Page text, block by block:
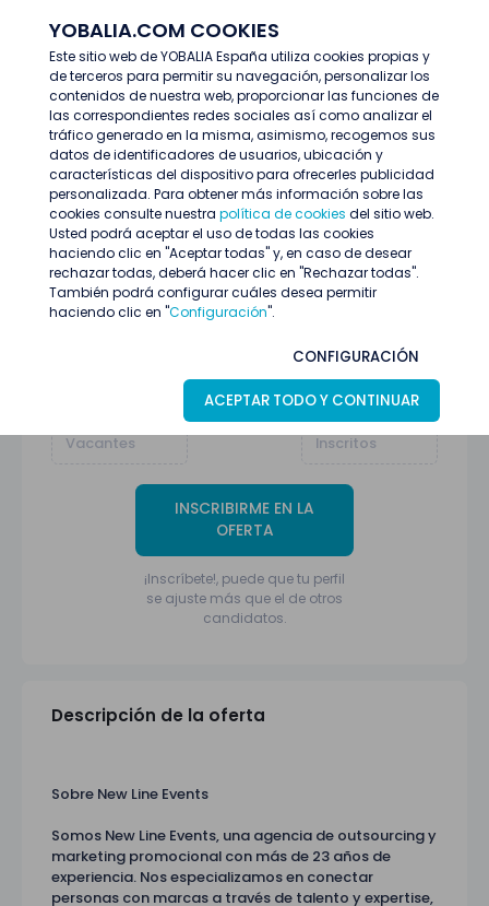
YOBALIA.COM COOKIES
Este sitio web de YOBALIA España utiliza cookies propias y
de terceros para permitir su navegación, personalizar los
contenidos de nuestra web, proporcionar las funciones de
las correspondientes redes sociales así como analizar el
tráfico generado en la misma, asimismo, recogemos sus
datos de identificadores de usuarios, ubicación y
características del dispositivo para ofrecerles publicidad
personalizada. Para obtener más información sobre las
cookies consulte nuestra política de cookies del sitio web.
Usted podrá aceptar el uso de todas las cookies
haciendo clic en "Aceptar todas" y, en caso de desear
rechazar todas, deberá hacer clic en "Rechazar todas".
También podrá configurar cuáles desea permitir
haciendo clic en "Configuración".
CONFIGURACIÓN
ACEPTAR TODO Y CONTINUAR
Últimas ofertas Montador/a 13 de julio Churra, Murcia
Montador/a 13 de julio Churra, Murcia
Montaje
Vacantes
30
Inscritos
INSCRIBIRME EN LA
OFERTA
¡Inscríbete!, puede que tu perfil
se ajuste más que el de otros
candidatos.
Descripción de la oferta
Sobre New Line Events
Somos New Line Events, una agencia de outsourcing y
marketing promocional con más de 23 años de
experiencia. Nos especializamos en conectar
personas con marcas a través de talento y expertise,